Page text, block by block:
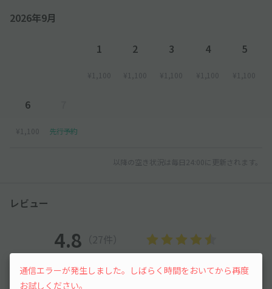
2026年9月
1
¥1,100
2
¥1,100
3
¥1,100
4
¥1,100
5
¥1,100
6
¥1,100 先行予約
以降の空き状況は毎日24:00に更新されます。
レビュー
4.8 （27件）
満足度 4.8 立地
4.5
通信エラーが発生しました。しばらく時間をおいてから再度
お試しください。